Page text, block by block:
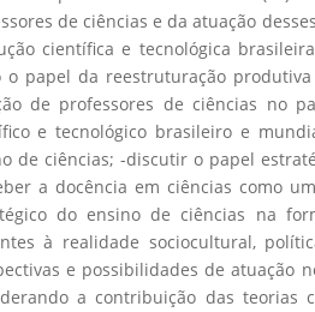
de ciências e da atuação
científica e tecnológica
o papel da reestruturação
de professores de ciências no
e tecnológico brasileiro e
de ciências; -discutir o papel
a docência em ciências como
do ensino de ciências na
à realidade sociocultural,
e possibilidades de atuação
a contribuição das teorias